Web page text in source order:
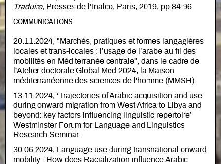
Traduire, Presses de l’Inalco, Paris, 2019, pp.84-96.
COMMUNICATIONS
20.11.2024, "Marchés, pratiques et formes langagières
locales et trans-locales : l’usage de l’arabe au fil des
mobilités en Méditerranée centrale", dans le cadre de
l'Atelier doctorale Global Med 2024, la Maison
méditerranéenne des sciences de l'homme (MMSH).
13.11.2024, ‘Trajectories of Arabic acquisition and use
during onward migration from West Africa to Libya and
beyond: key factors influencing linguistic repertoire’
Westminster Forum for Language and Linguistics
Research Seminar.
30.06.2024, Language use during transnational onward
mobility : How does Racialization influence Arabic